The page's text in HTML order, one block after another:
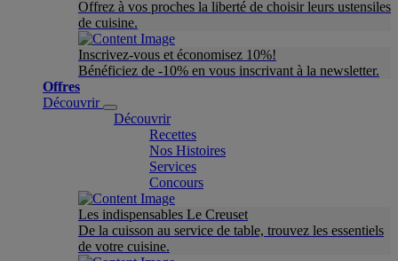
Offrez à vos proches la liberté de choisir leurs ustensiles
de cuisine.
Inscrivez-vous et économisez 10%!
Bénéficiez de -10% en vous inscrivant à la newsletter.
Offres
Découvrir
Découvrir
Recettes
Nos Histoires
Services
Concours
Les indispensables Le Creuset
De la cuisson au service de table, trouvez les essentiels
de votre cuisine.